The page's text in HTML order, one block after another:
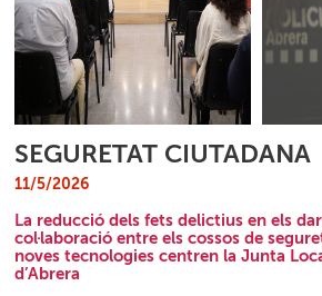
SEGURETAT CIUTADANA
11/5/2026
La reducció dels fets delictius en els
col·laboració entre els cossos de
noves tecnologies centren la Junta
d’Abrera